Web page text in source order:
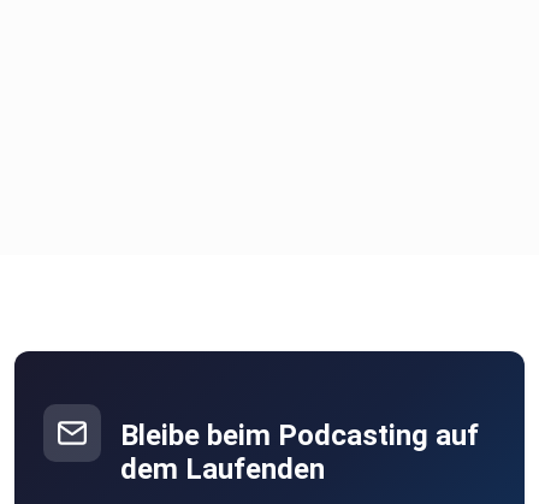
Bleibe beim Podcasting auf
dem Laufenden